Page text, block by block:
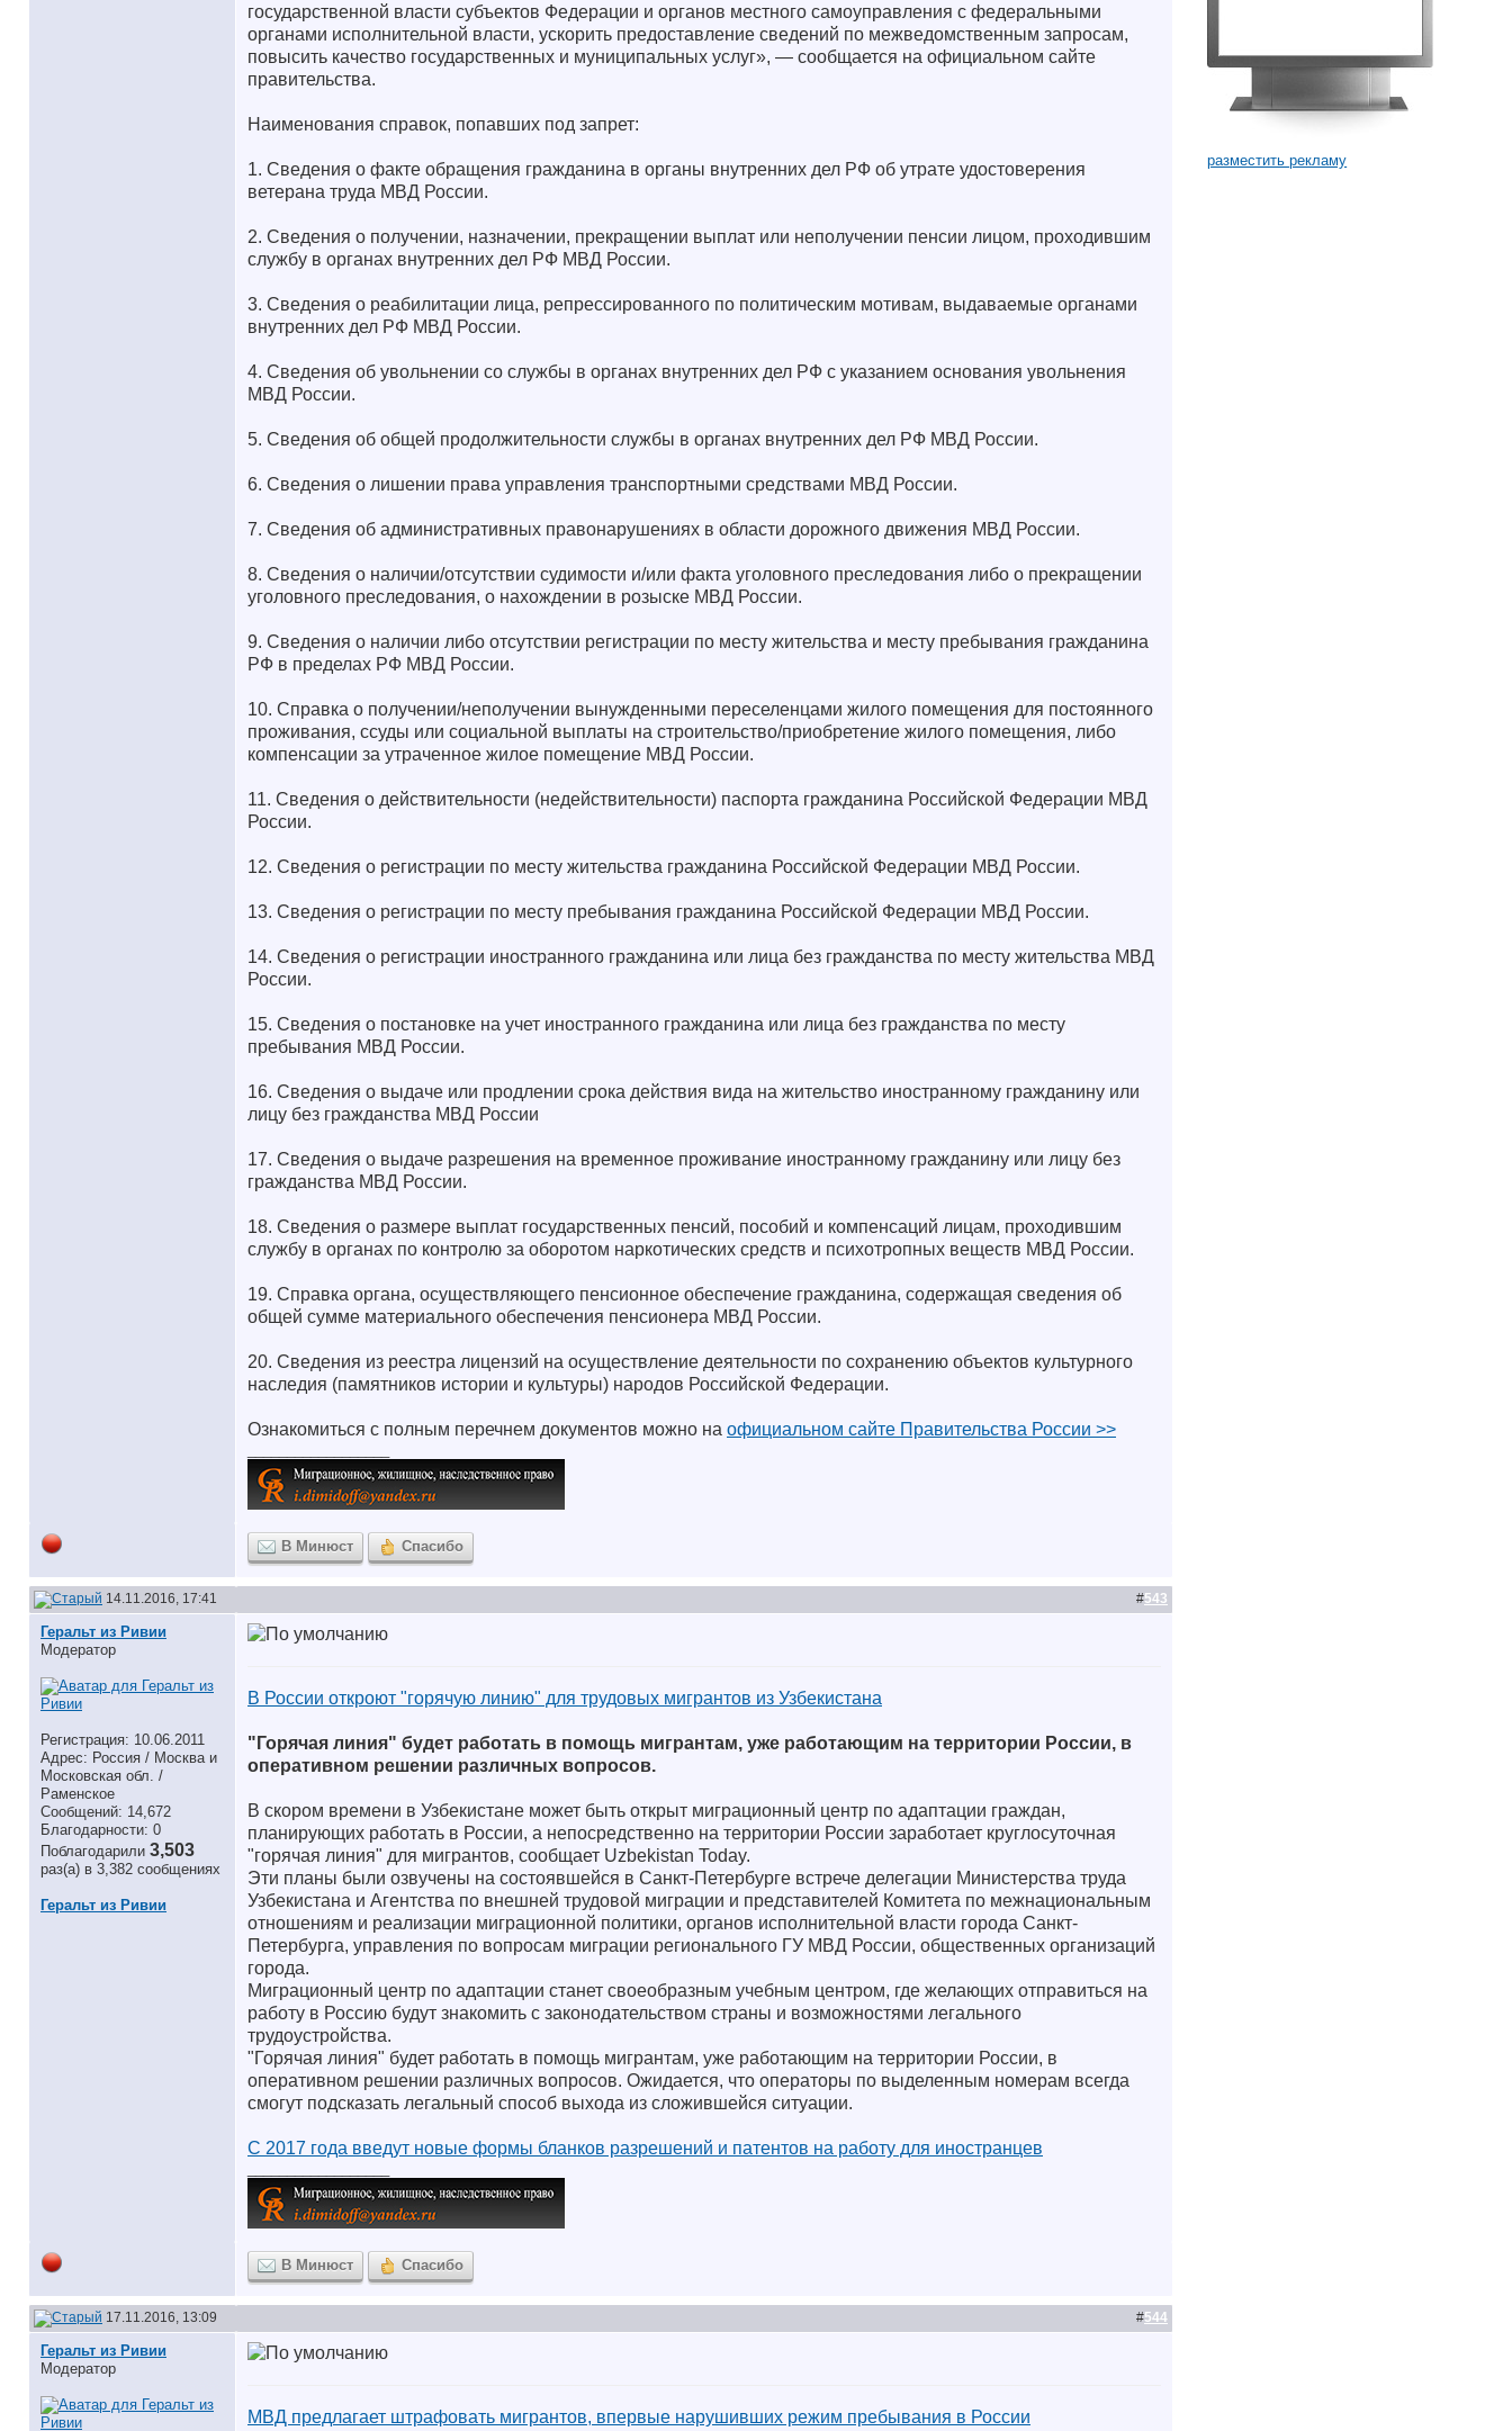
государственной власти субъектов Федерации и органов местного самоуправления с федеральными
органами исполнительной власти, ускорить предоставление сведений по межведомственным запросам,
повысить качество государственных и муниципальных услуг», — сообщается на официальном сайте
правительства.
Наименования справок, попавших под запрет:
1. Сведения о факте обращения гражданина в органы внутренних дел РФ об утрате удостоверения
ветерана труда МВД России.
2. Сведения о получении, назначении, прекращении выплат или неполучении пенсии лицом, проходившим
службу в органах внутренних дел РФ МВД России.
3. Сведения о реабилитации лица, репрессированного по политическим мотивам, выдаваемые органами
внутренних дел РФ МВД России.
4. Сведения об увольнении со службы в органах внутренних дел РФ с указанием основания увольнения
МВД России.
5. Сведения об общей продолжительности службы в органах внутренних дел РФ МВД России.
6. Сведения о лишении права управления транспортными средствами МВД России.
7. Сведения об административных правонарушениях в области дорожного движения МВД России.
8. Сведения о наличии/отсутствии судимости и/или факта уголовного преследования либо о прекращении
уголовного преследования, о нахождении в розыске МВД России.
9. Сведения о наличии либо отсутствии регистрации по месту жительства и месту пребывания гражданина
РФ в пределах РФ МВД России.
10. Справка о получении/неполучении вынужденными переселенцами жилого помещения для постоянного
проживания, ссуды или социальной выплаты на строительство/приобретение жилого помещения, либо
компенсации за утраченное жилое помещение МВД России.
11. Сведения о действительности (недействительности) паспорта гражданина Российской Федерации МВД
России.
12. Сведения о регистрации по месту жительства гражданина Российской Федерации МВД России.
13. Сведения о регистрации по месту пребывания гражданина Российской Федерации МВД России.
14. Сведения о регистрации иностранного гражданина или лица без гражданства по месту жительства МВД
России.
15. Сведения о постановке на учет иностранного гражданина или лица без гражданства по месту
пребывания МВД России.
16. Сведения о выдаче или продлении срока действия вида на жительство иностранному гражданину или
лицу без гражданства МВД России
17. Сведения о выдаче разрешения на временное проживание иностранному гражданину или лицу без
гражданства МВД России.
18. Сведения о размере выплат государственных пенсий, пособий и компенсаций лицам, проходившим
службу в органах по контролю за оборотом наркотических средств и психотропных веществ МВД России.
19. Справка органа, осуществляющего пенсионное обеспечение гражданина, содержащая сведения об
общей сумме материального обеспечения пенсионера МВД России.
20. Сведения из реестра лицензий на осуществление деятельности по сохранению объектов культурного
наследия (памятников истории и культуры) народов Российской Федерации.
Ознакомиться с полным перечнем документов можно на официальном сайте Правительства России >>
В Минюст Спасибо
14.11.2016, 17:41 #543
Геральт из Ривии
Модератор
Регистрация: 10.06.2011
Адрес: Россия / Москва и
Московская обл. /
Раменское
Сообщений: 14,672
Благодарности: 0
Поблагодарили 3,503
раз(а) в 3,382 сообщениях
Геральт из Ривии
В России откроют "горячую линию" для трудовых мигрантов из Узбекистана
"Горячая линия" будет работать в помощь мигрантам, уже работающим на территории России, в
оперативном решении различных вопросов.
В скором времени в Узбекистане может быть открыт миграционный центр по адаптации граждан,
планирующих работать в России, а непосредственно на территории России заработает круглосуточная
"горячая линия" для мигрантов, сообщает Uzbekistan Today.
Эти планы были озвучены на состоявшейся в Санкт-Петербурге встрече делегации Министерства труда
Узбекистана и Агентства по внешней трудовой миграции и представителей Комитета по межнациональным
отношениям и реализации миграционной политики, органов исполнительной власти города Санкт-
Петербурга, управления по вопросам миграции регионального ГУ МВД России, общественных организаций
города.
Миграционный центр по адаптации станет своеобразным учебным центром, где желающих отправиться на
работу в Россию будут знакомить с законодательством страны и возможностями легального
трудоустройства.
"Горячая линия" будет работать в помощь мигрантам, уже работающим на территории России, в
оперативном решении различных вопросов. Ожидается, что операторы по выделенным номерам всегда
смогут подсказать легальный способ выхода из сложившейся ситуации.
С 2017 года введут новые формы бланков разрешений и патентов на работу для иностранцев
В Минюст Спасибо
17.11.2016, 13:09 #544
Геральт из Ривии
Модератор
МВД предлагает штрафовать мигрантов, впервые нарушивших режим пребывания в России
разместить рекламу